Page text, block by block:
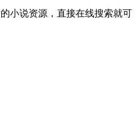
小说资源，直接在线搜索就可